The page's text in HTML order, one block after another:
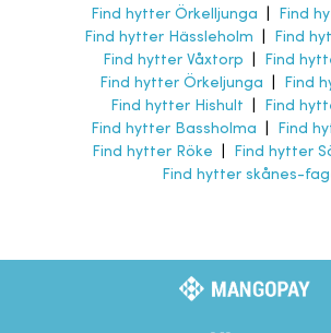
Find hytter Örkelljunga
Find
Find hytter Hässleholm
Find
Find hytter Våxtorp
Find
Find hytter Örkeljunga
Find
Find hytter Hishult
Find
Find hytter Bassholma
Find
Find hytter Röke
Find hytter
Find hytter skånes-